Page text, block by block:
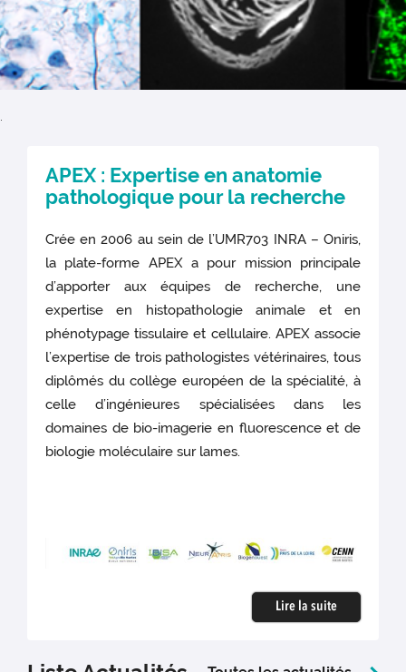
.
APEX : Expertise en anatomie
pathologique pour la recherche
Crée en 2006 au sein de l’UMR703 INRA – Oniris,
la plate-forme APEX a pour mission principale
d’apporter aux équipes de recherche, une
expertise en histopathologie animale et en
phénotypage tissulaire et cellulaire. APEX associe
l’expertise de trois pathologistes vétérinaires, tous
diplômés du collège européen de la spécialité, à
celle d’ingénieures spécialisées dans les
domaines de bio-imagerie en fluorescence et de
biologie moléculaire sur lames.
Lire la suite